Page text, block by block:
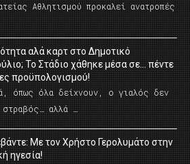
Αθλητισμού προκαλεί ανατροπές
αλά καρτ στο Δημοτικό
Το Στάδιο χάθηκε μέσα σε… πέντε
προϋπολογισμού!
όπως όλα δείχνουν, ο γιαλός δεν
στραβός… αλλά …
Με τον Χρήστο Γερολυμάτο στην
ηγεσία!